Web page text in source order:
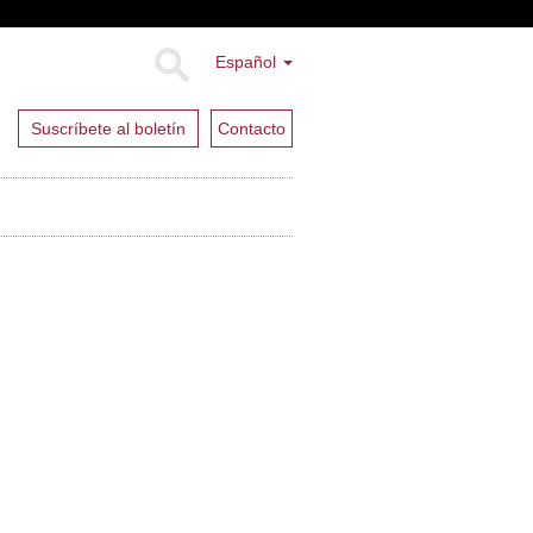
Español
Suscríbete al boletín Contacto